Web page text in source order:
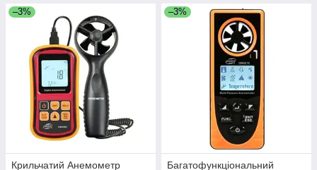
–3%
Крильчатий Анемометр
–3%
Багатофункціональний